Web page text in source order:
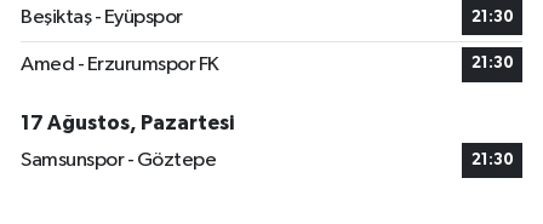
Beşiktaş - Eyüpspor 21:30
Amed - Erzurumspor FK 21:30
17 Ağustos, Pazartesi
Samsunspor - Göztepe
21:30